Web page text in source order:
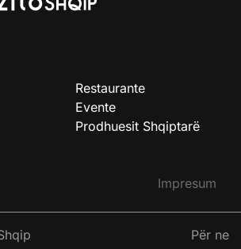
Restaurante
Evente
Prodhuesit Shqiptarë
Impresum
Për ne